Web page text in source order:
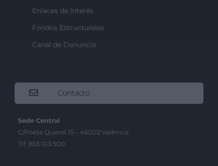
Enlaces de Interés
Fondos Estructurales
Canal de Denuncia
Contacto
Sede Central
C/Poeta Querol 15 – 46002 València
Tlf. 963 103 900